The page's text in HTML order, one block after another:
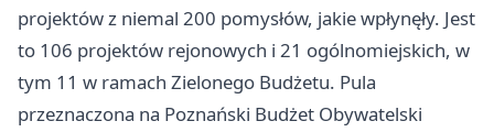
projektów z niemal 200 pomysłów, jakie wpłynęły. Jest
to 106 projektów rejonowych i 21 ogólnomiejskich, w
tym 11 w ramach Zielonego Budżetu. Pula
przeznaczona na Poznański Budżet Obywatelski